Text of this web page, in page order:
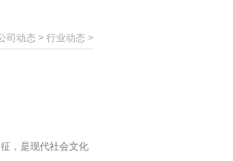
司动态 > 行业动态 >
，是现代社会文化